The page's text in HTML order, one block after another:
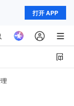
打开 APP